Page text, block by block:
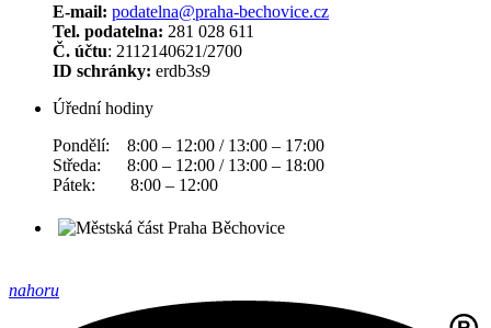
E-mail: podatelna@praha-bechovice.cz
Tel. podatelna: 281 028 611
Č. účtu: 2112140621/2700
ID schránky: erdb3s9
Úřední hodiny
Pondělí: 8:00 – 12:00 / 13:00 – 17:00
Středa: 8:00 – 12:00 / 13:00 – 18:00
Pátek: 8:00 – 12:00
nahoru